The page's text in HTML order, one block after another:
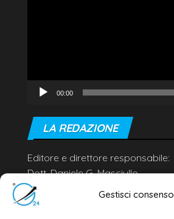
Gestisci consenso
00:00
LA REDAZIONE
Editore e direttore responsabile:
Dott. Daniele G. Masciullo
Email:
redazione@galatina24.it